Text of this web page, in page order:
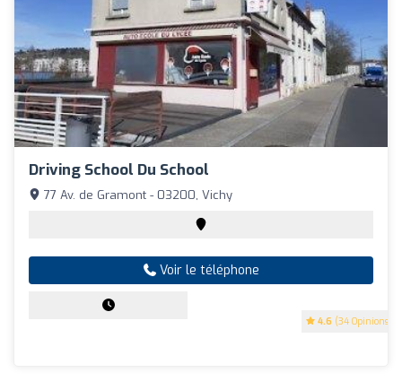
Driving School Du School
4.6 (34 Opinions)
77 Av. de Gramont - 03200, Vichy
Voir le téléphone